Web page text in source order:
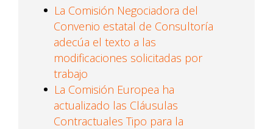
La Comisión Negociadora del
Convenio estatal de Consultoría
adecúa el texto a las
modificaciones solicitadas por
trabajo
La Comisión Europea ha
actualizado las Cláusulas
Contractuales Tipo para la